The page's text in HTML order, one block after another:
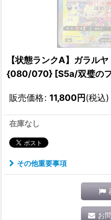
【状態ランクA】ガラル
{080/070} [S5a/双璧の
販売価格: 11,800円(税込)
在庫なし
その他重要事項
お